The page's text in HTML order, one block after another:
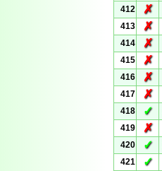
412
✗
413
✗
414
✗
415
✗
416
✗
417
✗
418
✓
419
✗
420
✓
421
✓